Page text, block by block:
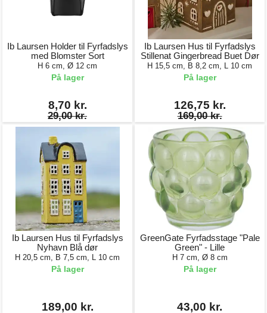
Ib Laursen Holder til Fyrfadslys
med Blomster Sort
H 6 cm, Ø 12 cm
På lager
8,70 kr.
29,00 kr.
Ib Laursen Hus til Fyrfadslys
Stillenat Gingerbread Buet Dør
H 15,5 cm, B 8,2 cm, L 10 cm
På lager
126,75 kr.
169,00 kr.
Ib Laursen Hus til Fyrfadslys
Nyhavn Blå dør
H 20,5 cm, B 7,5 cm, L 10 cm
På lager
189,00 kr.
GreenGate Fyrfadsstage "Pale
Green" - Lille
H 7 cm, Ø 8 cm
På lager
43,00 kr.